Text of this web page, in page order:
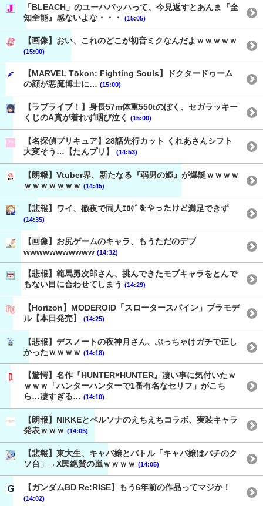
「BLEACH」のユーハバッハって、今見返すとあんま『全
知全能』感ないよな・・・
(15:05)
【画像】おい、これのどこが初音ミクなんだよｗｗｗｗｗ
(15:00)
【MARVEL Tōkon: Fighting Souls】ドクタードゥーム
の顔が悪魔博士に… (15:00)
【ラブライブ！】身長57m体重550tのぼく、セガラッキー
くじのA賞が着れず咽び泣く
(15:00)
【名探偵プリキュア】28話先行カット くれあさんシフト
大変そう…【たんプリ】
(14:53)
【朗報】Vtuber界、新たなる『弱男の姫』が爆誕ｗｗｗｗ
ｗｗｗｗｗｗｗ (14:45)
【悲報】ワイ、徹夜で同人ｴﾛｹﾞをやったけど満足できず
(14:35)
【画像】お尻ゲームのキャラ、もうただのデブ
wwwwwwwwwww (14:32)
【悲報】範馬勇次郎さん、挑んできたモブキャラをとんで
もない目に合わせてしまう (14:29)
【Horizon】MODEROID「スロータースパイン」プラモデ
ル【本日発売】
(14:25)
【悲報】デスノートの夜神月さん、ぶっちゃけガチで正し
かったｗｗｗｗ (14:18)
【驚愕】名作『HUNTER×HUNTER』凄い事に気付いたｗ
ｗｗｗ「ハンターハンターで1番有名なセリフ」がこち
ら…凄すぎる… (14:10)
【朗報】NIKKEとペルソナのえちえちコラボ、実装キャラ
発表ｗｗｗ (14:05)
【悲報】東大生、キャバ嬢とバトル「キャバ嬢はパチのク
ソ台」→X民絶賛の嵐ｗｗｗｗ (14:05)
【ガンダムBD Re:RISE】もう6年前の作品ってマジか！
(14:02)